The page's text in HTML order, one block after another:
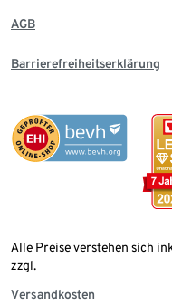
AGB
Barrierefreiheitserklärung
Alle Preise verstehen sich
zzgl.
Versandkosten